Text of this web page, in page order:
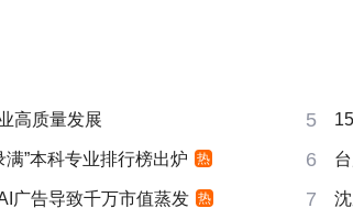
高质量发展 5
满”本科专业排行榜出炉 热 6
广告导致千万市值蒸发 热 7